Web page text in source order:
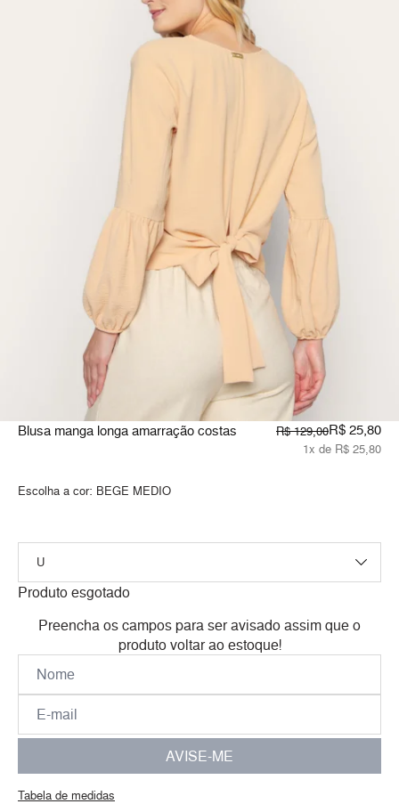
Blusa manga longa amarração costas R$ 129,00R$ 25,80
1x de R$ 25,80
Escolha a cor: BEGE MEDIO
Produto esgotado
Preencha os campos para ser avisado assim que o
produto voltar ao estoque!
AVISE-ME
Tabela de medidas